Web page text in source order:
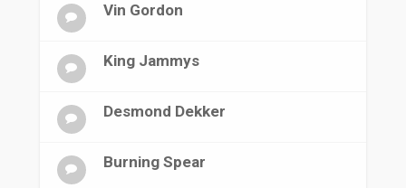
Vin Gordon
King Jammys
Desmond Dekker
Burning Spear